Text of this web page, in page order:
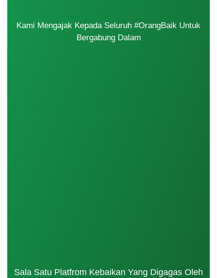
Kami Mengajak Kepada Seluruh #OrangBaik Untuk
Bergabung Dalam
Sala Satu Platfrom Kebaikan Yang Digagas Oleh